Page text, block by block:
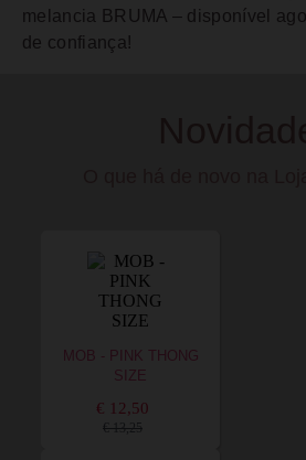
melancia BRUMA – disponível
de confiança!
MOB - PINK THONG
SIZE
€ 12,50
€ 13,25